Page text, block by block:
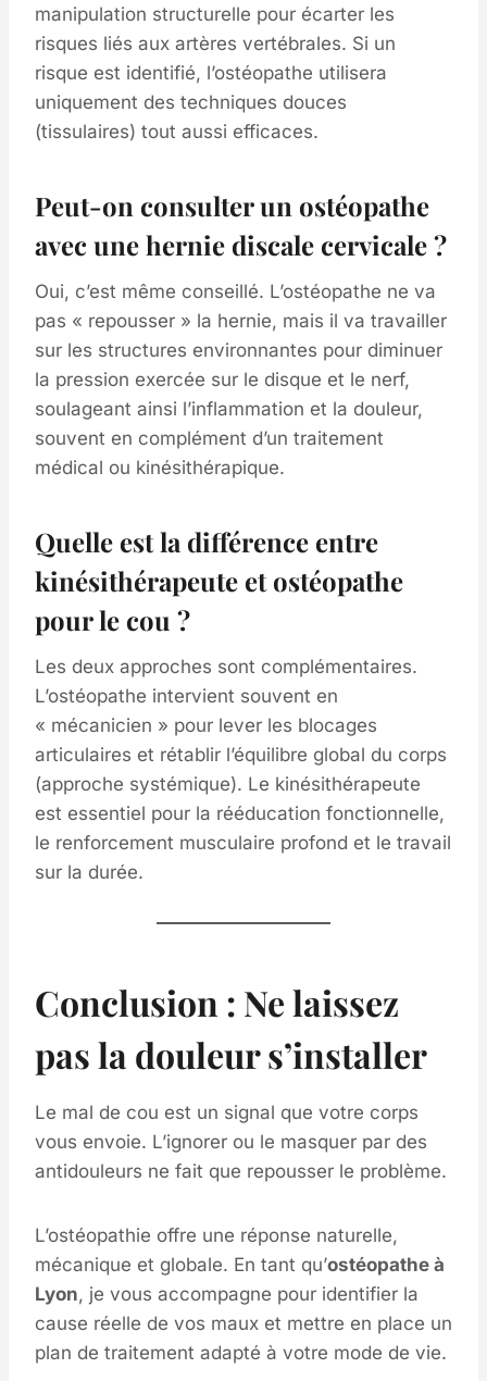
manipulation structurelle pour écarter les
risques liés aux artères vertébrales. Si un
risque est identifié, l’ostéopathe utilisera
uniquement des techniques douces
(tissulaires) tout aussi efficaces.
Peut-on consulter un ostéopathe
avec une hernie discale cervicale ?
Oui, c’est même conseillé. L’ostéopathe ne va
pas « repousser » la hernie, mais il va travailler
sur les structures environnantes pour diminuer
la pression exercée sur le disque et le nerf,
soulageant ainsi l’inflammation et la douleur,
souvent en complément d’un traitement
médical ou kinésithérapique.
Quelle est la différence entre
kinésithérapeute et ostéopathe
pour le cou ?
Les deux approches sont complémentaires.
L’ostéopathe intervient souvent en
« mécanicien » pour lever les blocages
articulaires et rétablir l’équilibre global du corps
(approche systémique). Le kinésithérapeute
est essentiel pour la rééducation fonctionnelle,
le renforcement musculaire profond et le travail
sur la durée.
Conclusion : Ne laissez
pas la douleur s’installer
Le mal de cou est un signal que votre corps
vous envoie. L’ignorer ou le masquer par des
antidouleurs ne fait que repousser le problème.
L’ostéopathie offre une réponse naturelle,
mécanique et globale. En tant qu’ostéopathe à
Lyon, je vous accompagne pour identifier la
cause réelle de vos maux et mettre en place un
plan de traitement adapté à votre mode de vie.